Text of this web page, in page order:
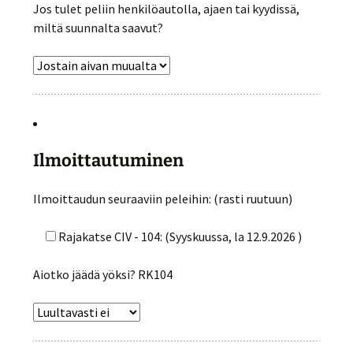
Jos tulet peliin henkilöautolla, ajaen tai kyydissä,
miltä suunnalta saavut?
Ilmoittautuminen
Ilmoittaudun seuraaviin peleihin: (rasti ruutuun)
Rajakatse CIV - 104: (Syyskuussa, la 12.9.2026 )
Aiotko jäädä yöksi? RK104